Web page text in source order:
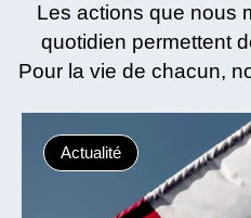
Les actions que nous
quotidien permettent
Pour la vie de chacun,
Actualité